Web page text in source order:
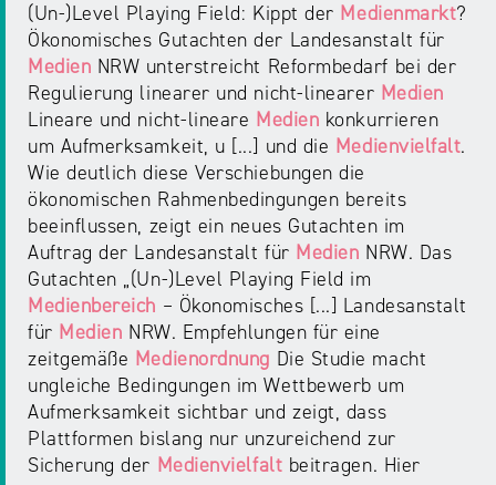
(Un-)Level Playing Field: Kippt der Medienmarkt?
Ökonomisches Gutachten der Landesanstalt für
Medien NRW unterstreicht Reformbedarf bei der
Regulierung linearer und nicht-linearer Medien
Lineare und nicht-lineare Medien konkurrieren
um Aufmerksamkeit, u [...] und die Medienvielfalt.
Wie deutlich diese Verschiebungen die
ökonomischen Rahmenbedingungen bereits
beeinflussen, zeigt ein neues Gutachten im
Auftrag der Landesanstalt für Medien NRW. Das
Gutachten „(Un-)Level Playing Field im
Medienbereich – Ökonomisches [...] Landesanstalt
für Medien NRW. Empfehlungen für eine
zeitgemäße Medienordnung Die Studie macht
ungleiche Bedingungen im Wettbewerb um
Aufmerksamkeit sichtbar und zeigt, dass
Plattformen bislang nur unzureichend zur
Sicherung der Medienvielfalt beitragen. Hier